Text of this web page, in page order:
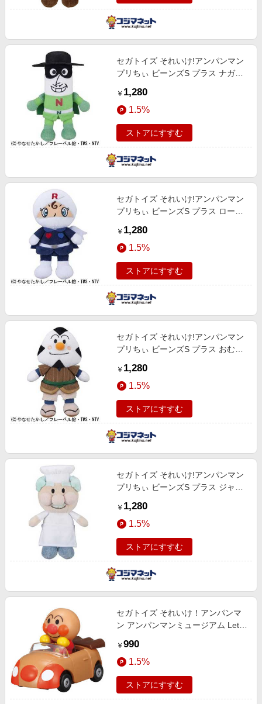
セガトイズ それいけ!アンパンマン
プリちぃ ビーンズS プラス ナガネ
￥ 1,280
1.5%
ストアにすすむ
セガトイズ それいけ!アンパンマン
プリちぃ ビーンズS プラス ロール
￥ 1,280
1.5%
ストアにすすむ
セガトイズ それいけ!アンパンマン
プリちぃ ビーンズS プラス おむす
￥ 1,280
1.5%
ストアにすすむ
セガトイズ それいけ!アンパンマン
プリちぃ ビーンズS プラス ジャム
￥ 1,280
1.5%
ストアにすすむ
セガトイズ それいけ！アンパンマ
ン アンパンマンミュージアム Let's
とアンパンマン
￥ 990
1.5%
ストアにすすむ